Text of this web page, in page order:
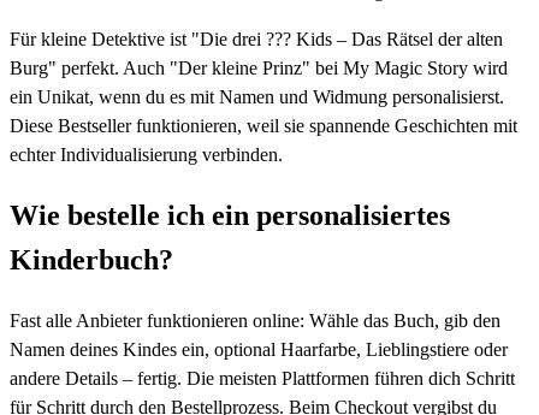
Für kleine Detektive ist "Die drei ??? Kids – Das Rätsel der alten
Burg" perfekt. Auch "Der kleine Prinz" bei My Magic Story wird
ein Unikat, wenn du es mit Namen und Widmung personalisierst.
Diese Bestseller funktionieren, weil sie spannende Geschichten mit
echter Individualisierung verbinden.
Wie bestelle ich ein personalisiertes
Kinderbuch?
Fast alle Anbieter funktionieren online: Wähle das Buch, gib den
Namen deines Kindes ein, optional Haarfarbe, Lieblingstiere oder
andere Details – fertig. Die meisten Plattformen führen dich Schritt
für Schritt durch den Bestellprozess. Beim Checkout vergibst du